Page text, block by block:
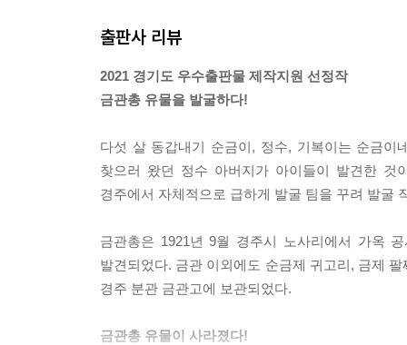
랑 잘 아는 사이야. 그러니까 하마다 분관장이 범인
“그분들이 유물을 훔쳤을까? 정말 모르겠다.”
--- pp.104-105
“그, 그래요. 우리는 힘없는 조선 아이들이에요.
거야. 어떻게든 증거를 찾고 힘을 키워서 당신들을
순금이는 귀밑머리가 쑥대머리가 된 모습이었지
기복이도 지지 않고 큰 소리로 말했다.
--- p.134
출판사 리뷰
2021 경기도 우수출판물 제작지원 선정작
금관총 유물을 발굴하다!
다섯 살 동갑내기 순금이, 정수, 기복이는 순금
찾으러 왔던 정수 아버지가 아이들이 발견한 것
경주에서 자체적으로 급하게 발굴 팀을 꾸려 발굴
금관총은 1921년 9월 경주시 노사리에서 가옥
발견되었다. 금관 이외에도 순금제 귀고리, 금제
경주 분관 금관고에 보관되었다.
금관총 유물이 사라졌다!